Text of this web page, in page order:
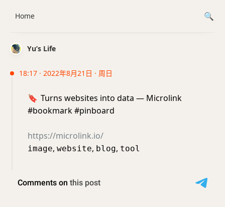
Yu’s Life
18:17 · 2022年8月21日 · 周日
🔖 Turns websites into data — Microlink
#bookmark #pinboard
https://microlink.io/
image, website, blog, tool
Home